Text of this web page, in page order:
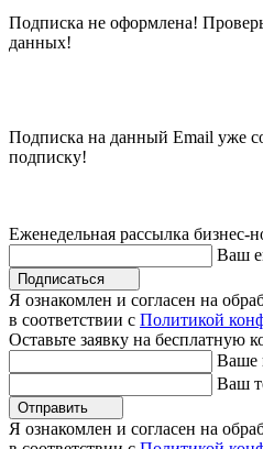
Подписка не оформлена!
данных!
Подписка на данный Email уже
подписку!
Еженедельная рассылка бизнес-
Ваш
Подписаться
Я ознакомлен и согласен на
в соответствии с Политикой
Оставьте заявку на бесплатную
Ваше
Ваш
Отправить
Я ознакомлен и согласен на